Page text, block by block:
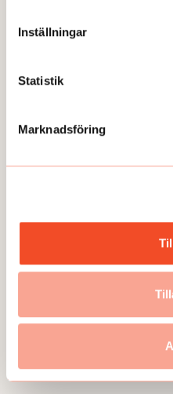
Inställningar
Statistik
Marknadsföring
Här kan du läsa
Utmattningssyndrom –
F43.8A – försvinner